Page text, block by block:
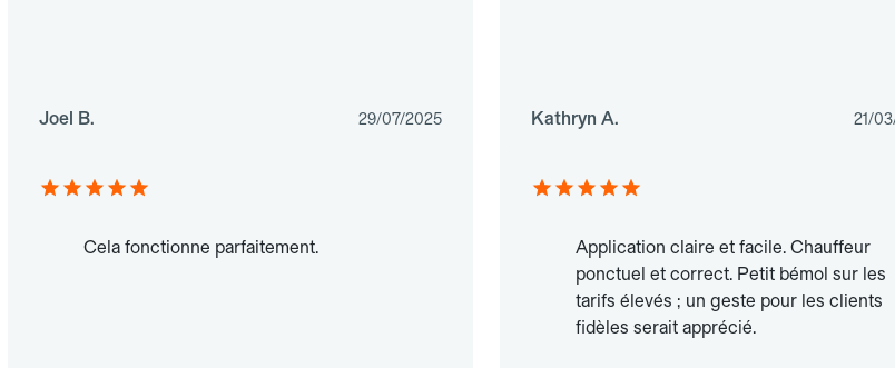
Joel B. 29/07/2025 Kathryn A. 21/
Cela fonctionne parfaitement.
Application claire et facile. Chauffeur
ponctuel et correct. Petit bémol sur les
tarifs élevés ; un geste pour les clients
fidèles serait apprécié.